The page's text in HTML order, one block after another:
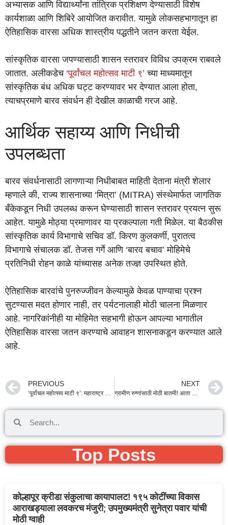
अभ्यासक आणि विद्यार्थ्यांना तांत्रिक प्रशिक्षण देण्यासाठी विशेष
कार्यशाळा आणि शिबिरे आयोजित करावीत. यामुळे लोकसहभागातून हा
ऐतिहासिक वारसा अधिक शास्त्रीय पद्धतीने जतन करता येईल.
सांस्कृतिक वारसा जपण्यासाठी शासन स्तरावर विविध उपक्रम राबवले
जातात. अलीकडेच ‘पूर्वांचल महोत्सव माटी ९’ च्या माध्यमातून
सांस्कृतिक बंध अधिक घट्ट करण्यावर भर देण्यात आला होता,
त्याचप्रमाणे बारव संवर्धन ही देखील काळाची गरज आहे.
आर्थिक सहाय्य आणि निधीची
उपलब्धता
बारव संवर्धनासाठी लागणाऱ्या निधीबाबत माहिती देताना मंत्री शेलार
म्हणाले की, राज्य शासनाच्या ‘मित्रा’ (MITRA) संस्थेमार्फत जागतिक
बँकेकडून निधी उपलब्ध करून घेण्यासाठी शासन स्तरावर प्रयत्न सुरू
आहेत. यामुळे मोठ्या प्रमाणावर या प्रकल्पाला गती मिळेल. या बैठकीस
सांस्कृतिक कार्य विभागाचे सचिव डॉ. किरण कुलकर्णी, पुरातत्व
विभागाचे संचालक डॉ. तेजस गर्गे आणि ‘बारव बचाव’ मोहिमेचे
प्रतिनिधी रोहन काळे यांच्यासह अनेक तज्ज्ञ उपस्थित होते.
ऐतिहासिक बारवांचे पुनरुज्जीवन केल्यामुळे केवळ पाण्याचा प्रश्न
सुटण्यास मदत होणार नाही, तर पर्यटनालाही मोठी चालना मिळणार
आहे. नागरिकांनीही या मोहिमेत सहभागी होऊन आपल्या भागातील
ऐतिहासिक वारसा जतन करण्याचे आवाहन शासनाकडून करण्यात आले
आहे.
PREVIOUS
‘पूर्वांचल महोत्सव माटी ९’: महाराष्ट्र आणि पूर्वांचलच्या सांस्कृतिक रेशीमगाठी अधिक घट्ट; मुख्यमंत्री देवेंद्र फडणवीस यांचे प्रतिपादन
NEXT
ग्रामीण रुग्णांसाठी मोठी बातमी! आता पक्षाघातावर ‘रोबोटिक’ पद्धतीने होणार उपचार; मंत्री प्रकाश आबिटकर यांचे निर्देश
Top Posts
कोल्हापूर क्रीडा संकुलाचा कायापालट! १९५ कोटींच्या विकास
आराखड्याला लवकरच मंजुरी; उपमुख्यमंत्री सुनेत्रा पवार यांची
मोठी ग्वाही